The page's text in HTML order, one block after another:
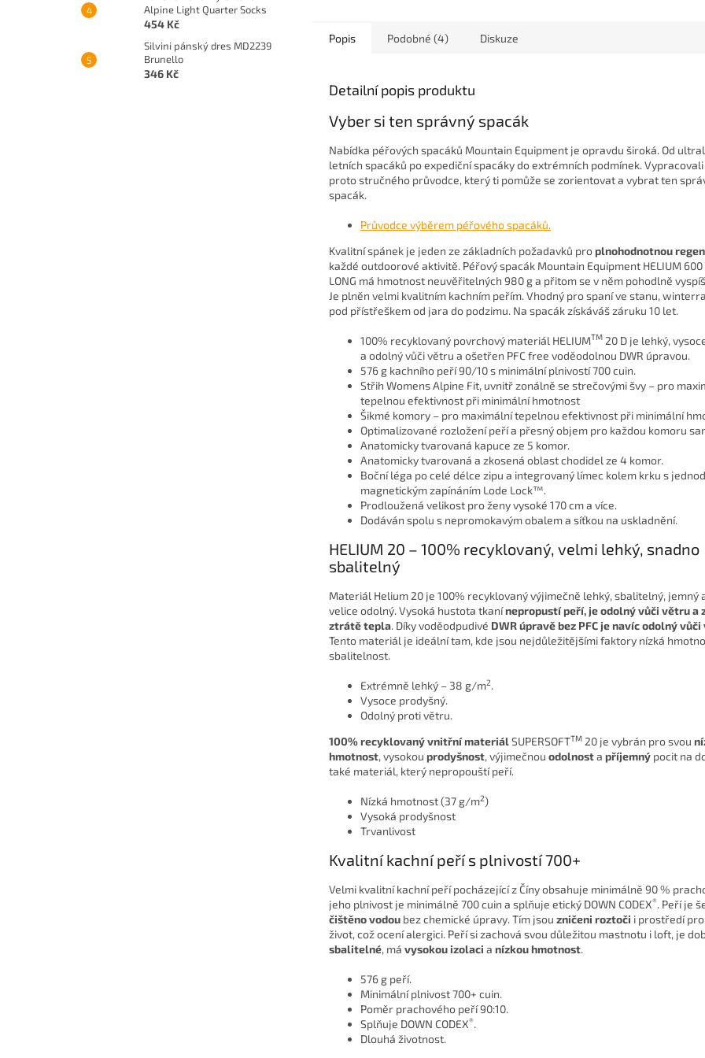
Alpine Light Quarter Socks
454 Kč
Silvini pánský dres MD2239
Brunello
346 Kč
Popis Podobné (4) Diskuze
Detailní popis produktu
Vyber si ten správný spacák
Nabídka péřových spacáků Mountain Equipment je opravdu široká. Od
letních spacáků po expediční spacáky do extrémních podmínek.
proto stručného průvodce, který ti pomůže se zorientovat a vybrat ten
spacák.
Průvodce výběrem péřového spacáků.
Kvalitní spánek je jeden ze základních požadavků proplnohodnotnou
každé outdoorové aktivitě. Péřový spacák Mountain Equipment HELIUM 600
LONG má hmotnost neuvěřitelných 980 g a přitom se v něm pohodlně
Je plněn velmi kvalitním kachním peřím. Vhodný pro spaní ve stanu,
pod přístřeškem od jara do podzimu. Na spacák získáváš záruku 10 let.
100% recyklovaný povrchový materiál HELIUMTM 20 D je lehký,
a odolný vůči větru a ošetřen PFC free voděodolnou DWR úpravou.
576 g kachního peří 90/10 s minimální plnivostí 700 cuin.
Střih Womens Alpine Fit, uvnitř zonálně se strečovými švy – pro
tepelnou efektivnost při minimální hmotnost
Šikmé komory – pro maximální tepelnou efektivnost při minimální
Optimalizované rozložení peří a přesný objem pro každou komoru
Anatomicky tvarovaná kapuce ze 5 komor.
Anatomicky tvarovaná a zkosená oblast chodidel ze 4 komor.
Boční léga po celé délce zipu a integrovaný límec kolem krku s
magnetickým zapínáním Lode Lock™.
Prodloužená velikost pro ženy vysoké 170 cm a více.
Dodáván spolu s nepromokavým obalem a síťkou na uskladnění.
HELIUM 20 – 100% recyklovaný, velmi lehký, snadno
sbalitelný
Materiál Helium 20 je 100% recyklovaný výjimečně lehký, sbalitelný, jemný
velice odolný. Vysoká hustota tkanínepropustí peří, je odolný vůči větru a
ztrátě tepla. Díky voděodpudivé DWR úpravě bez PFC je navíc odolný vůči
Tento materiál je ideální tam, kde jsou nejdůležitějšími faktory nízká
sbalitelnost.
Extrémně lehký – 38 g/m2.
Vysoce prodyšný.
Odolný proti větru.
100% recyklovaný vnitřní materiálSUPERSOFTTM 20 je vybrán pro svou
hmotnost, vysokou prodyšnost, výjimečnou odolnosta příjemný pocit na
také materiál, který nepropouští peří.
Nízká hmotnost (37 g/m2)
Vysoká prodyšnost
Trvanlivost
Kvalitní kachní peří s plnivostí 700+
Velmi kvalitní kachní peří pocházející z Číny obsahuje minimálně 90 %
jeho plnivost je minimálně 700 cuin a splňuje etický DOWN CODEX®. Peří je
čištěno vodou bez chemické úpravy. Tím jsou zničeni roztoči i prostředí
život, což ocení alergici. Peří si zachová svou důležitou mastnotu i loft, je
sbalitelné, má vysokou izolaci a nízkou hmotnost.
576 g peří.
Minimální plnivost 700+ cuin.
Poměr prachového peří 90:10.
Splňuje DOWN CODEX®.
Dlouhá životnost.